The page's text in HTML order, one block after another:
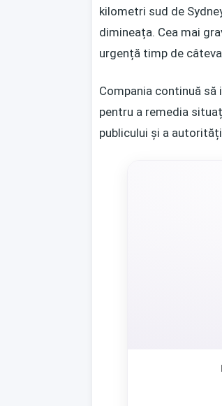
kilometri sud de
dimineața. Cea mai
urgență timp de
Compania continuă să
pentru a remedia
publicului și a